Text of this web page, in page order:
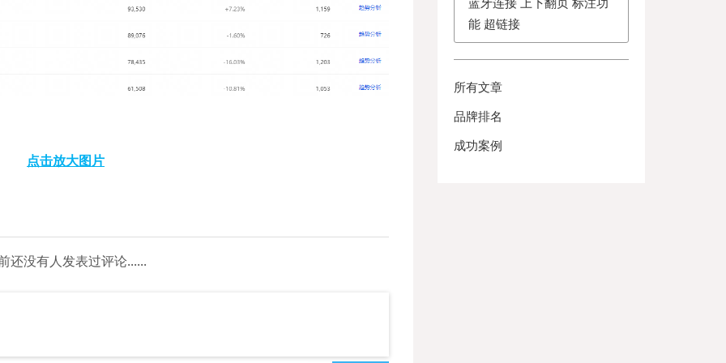
点击放大图片
还没有人发表过评论......
能 超链接
所有文章
品牌排名
成功案例